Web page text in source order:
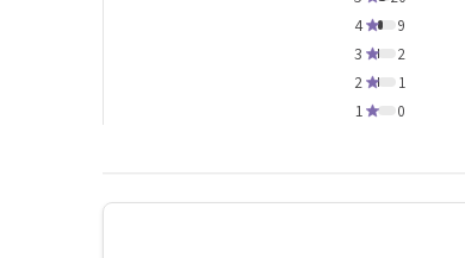
4 9
3 2
2 1
1 0